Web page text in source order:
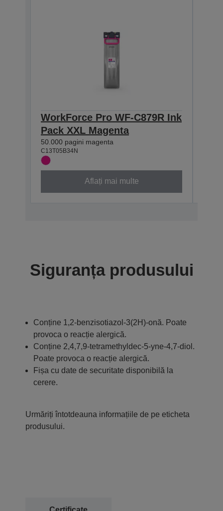
WorkForce Pro WF-C879R Ink
Pack XXL Magenta
50.000 pagini magenta
C13T05B34N
Aflați mai multe
Siguranța produsului
Conține 1,2-benzisotiazol-3(2H)-onă. Poate
provoca o reacție alergică.
Conține 2,4,7,9-tetramethyldec-5-yne-4,7-diol.
Poate provoca o reacție alergică.
Fișa cu date de securitate disponibilă la
cerere.
Urmăriți întotdeauna informațiile de pe eticheta
produsului.